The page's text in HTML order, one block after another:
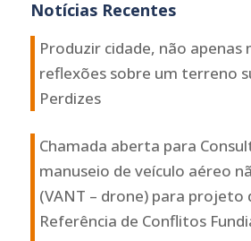
Notícias Recentes
Produzir cidade, não apenas
reflexões sobre um terreno
Perdizes
Chamada aberta para
manuseio de veículo aéreo
(VANT – drone) para projeto
Referência de Conflitos